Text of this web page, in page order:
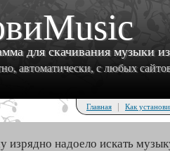
для скачивания музыки
автоматически, с любых
Главная | Как
изрядно надоело искать